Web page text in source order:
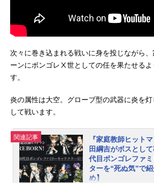
次々に巻き込まれる戦いに身を投じながら
ーンにボンゴレⅩ世としての任を果たせるよ
す。
炎の属性は大空。グローブ型の武器に炎を
して戦います。
関連記事
『家庭教師ヒット
田綱吉がボスとし
代目ボンゴレファ
ターを“死ぬ気”で
め】